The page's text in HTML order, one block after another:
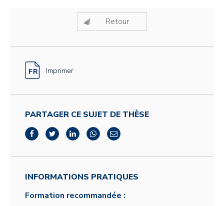
Retour
Imprimer
PARTAGER CE SUJET DE THÈSE
INFORMATIONS PRATIQUES
Formation recommandée :